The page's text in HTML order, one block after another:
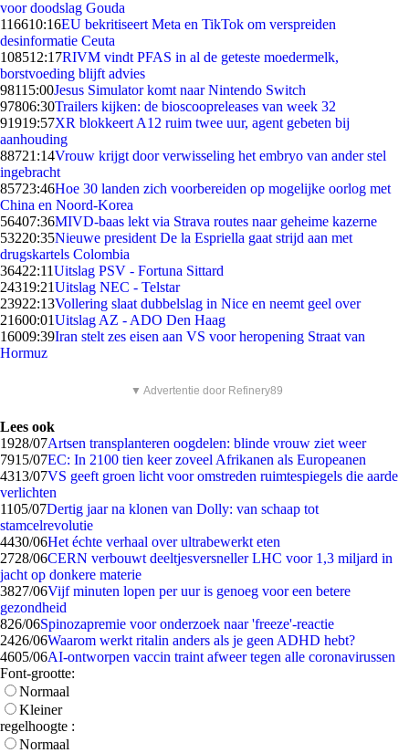
voor doodslag Gouda
116610:16EU bekritiseert Meta en TikTok om verspreiden
desinformatie Ceuta
108512:17RIVM vindt PFAS in al de geteste moedermelk,
borstvoeding blijft advies
98115:00Jesus Simulator komt naar Nintendo Switch
97806:30Trailers kijken: de bioscoopreleases van week 32
91919:57XR blokkeert A12 ruim twee uur, agent gebeten bij
aanhouding
88721:14Vrouw krijgt door verwisseling het embryo van ander stel
ingebracht
85723:46Hoe 30 landen zich voorbereiden op mogelijke oorlog met
China en Noord-Korea
56407:36MIVD-baas lekt via Strava routes naar geheime kazerne
53220:35Nieuwe president De la Espriella gaat strijd aan met
drugskartels Colombia
36422:11Uitslag PSV - Fortuna Sittard
24319:21Uitslag NEC - Telstar
23922:13Vollering slaat dubbelslag in Nice en neemt geel over
21600:01Uitslag AZ - ADO Den Haag
16009:39Iran stelt zes eisen aan VS voor heropening Straat van
Hormuz
▼ Advertentie door Refinery89
Lees ook
1928/07Artsen transplanteren oogdelen: blinde vrouw ziet weer
7915/07EC: In 2100 tien keer zoveel Afrikanen als Europeanen
4313/07VS geeft groen licht voor omstreden ruimtespiegels die aarde
verlichten
1105/07Dertig jaar na klonen van Dolly: van schaap tot
stamcelrevolutie
4430/06Het échte verhaal over ultrabewerkt eten
2728/06CERN verbouwt deeltjesversneller LHC voor 1,3 miljard in
jacht op donkere materie
3827/06Vijf minuten lopen per uur is genoeg voor een betere
gezondheid
826/06Spinozapremie voor onderzoek naar 'freeze'-reactie
2426/06Waarom werkt ritalin anders als je geen ADHD hebt?
4605/06AI-ontworpen vaccin traint afweer tegen alle coronavirussen
Font-grootte:
Normaal
Kleiner
regelhoogte :
Normaal